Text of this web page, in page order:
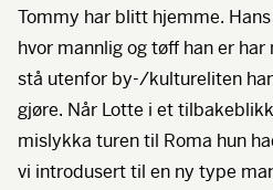
Tommy har blitt hjemme.
hvor mannlig og tøff han er
stå utenfor by-/kultureliten
gjøre. Når Lotte i et
mislykka turen til Roma hun
vi introdusert til en ny type